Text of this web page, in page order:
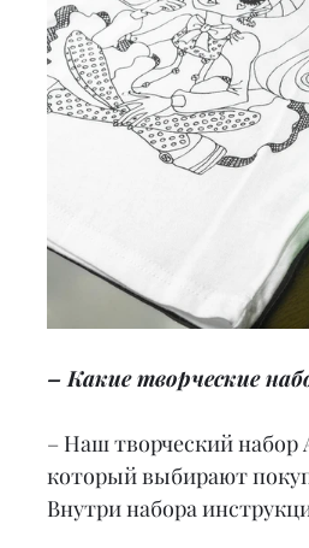
– Какие творческие
– Наш творческий набор
который выбирают
Внутри набора